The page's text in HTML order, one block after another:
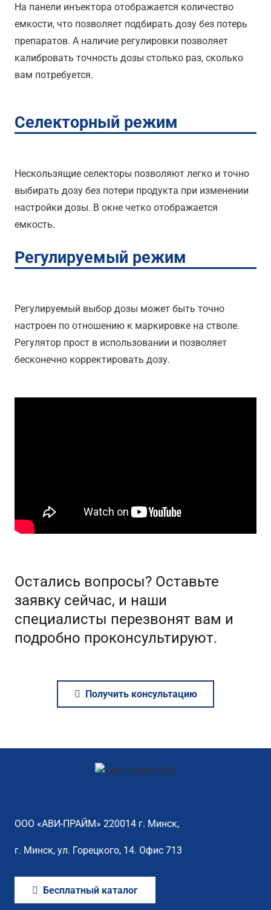
На панели инъектора отображается количество
емкости, что позволяет подбирать дозу без потерь
препаратов. А наличие регулировки позволяет
калибровать точность дозы столько раз, сколько
вам потребуется.
Селекторный режим
Нескользящие селекторы позволяют легко и точно
выбирать дозу без потери продукта при изменении
настройки дозы. В окне четко отображается
емкость.
Регулируемый режим
Регулируемый выбор дозы может быть точно
настроен по отношению к маркировке на стволе.
Регулятор прост в использовании и позволяет
бесконечно корректировать дозу.
Остались вопросы? Оставьте
заявку сейчас, и наши
специалисты перезвонят вам и
подробно проконсультируют.
Получить консультацию
ООО «АВИ-ПРАЙМ» 220014 г. Минск,
г. Минск, ул. Горецкого, 14. Офис 713
Бесплатный каталог